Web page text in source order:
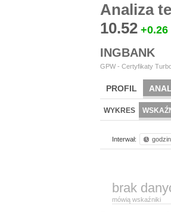
Analiza
10.52 +0.26
INGBANK
GPW - Certyfikaty
PROFIL
WYKRES
Interwał:
brak
mówią wskaźniki